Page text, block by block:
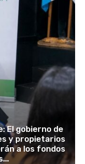
El gobierno de
y propietarios
a los fondos